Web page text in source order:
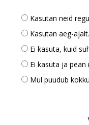
Kasutan neid
Kasutan aeg-ajalt.
Ei kasuta, kuid
Ei kasuta ja pean
Mul puudub